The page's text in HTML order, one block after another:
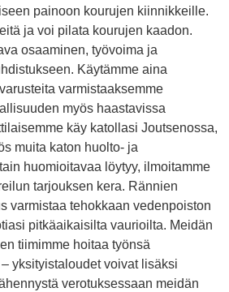
painoon kourujen kiinnikkeille.
ja voi pilata kourujen kaadon.
osaaminen, työvoima ja
Käytämme aina
varmistaaksemme
myös haastavissa
käy katollasi Joutsenossa,
muita katon huolto- ja
huomioitavaa löytyy, ilmoitamme
tarjouksen kera. Rännien
varmistaa tehokkaan vedenpoiston
pitkäaikaisilta vaurioilta. Meidän
tiimimme hoitaa työnsä
yksityistaloudet voivat lisäksi
verotuksessaan meidän